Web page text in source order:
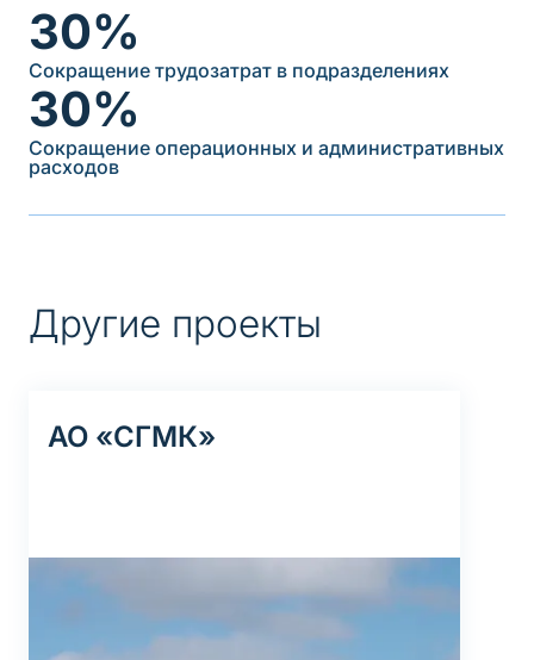
30%
Сокращение трудозатрат в подразделениях
30%
Сокращение операционных и административных
расходов
Другие проекты
АО «СГМК»